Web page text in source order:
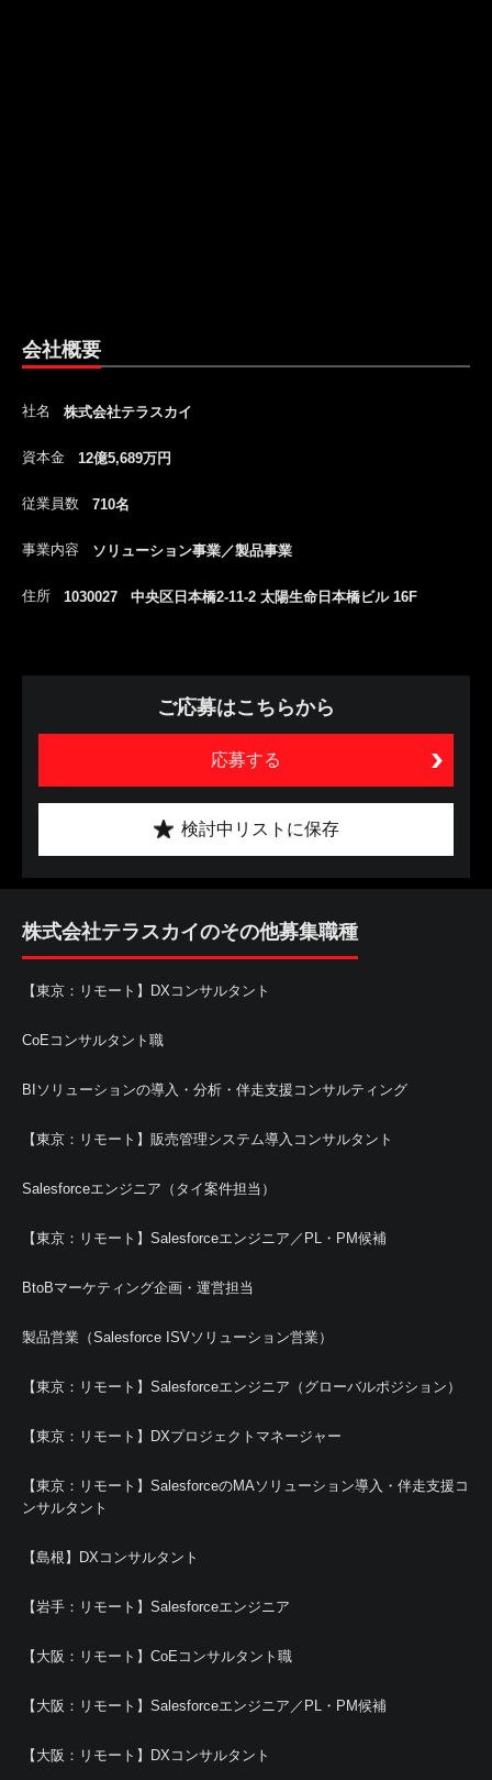
会社概要
社名 株式会社テラスカイ
資本金 12億5,689万円
従業員数 710名
事業内容 ソリューション事業／製品事業
住所 1030027 中央区日本橋2-11-2 太陽生命日本橋ビル 16F
ご応募はこちらから
応募する
検討中リストに保存
株式会社テラスカイのその他募集職種
【東京：リモート】DXコンサルタント
CoEコンサルタント職
BIソリューションの導入・分析・伴走支援コンサルティング
【東京：リモート】販売管理システム導入コンサルタント
Salesforceエンジニア（タイ案件担当）
【東京：リモート】Salesforceエンジニア／PL・PM候補
BtoBマーケティング企画・運営担当
製品営業（Salesforce ISVソリューション営業）
【東京：リモート】Salesforceエンジニア（グローバルポジション）
【東京：リモート】DXプロジェクトマネージャー
【東京：リモート】SalesforceのMAソリューション導入・伴走支援コ
ンサルタント
【島根】DXコンサルタント
【岩手：リモート】Salesforceエンジニア
【大阪：リモート】CoEコンサルタント職
【大阪：リモート】Salesforceエンジニア／PL・PM候補
【大阪：リモート】DXコンサルタント